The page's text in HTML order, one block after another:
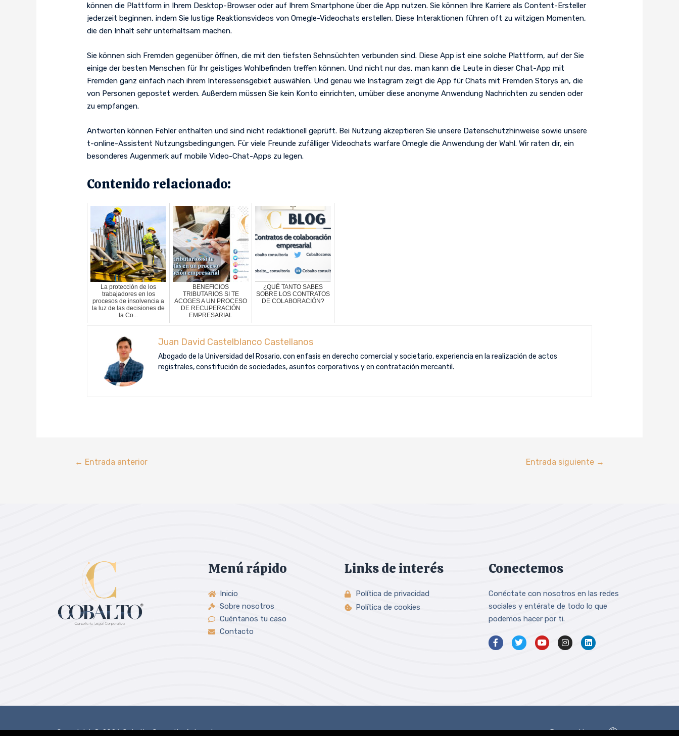
können die Plattform in Ihrem Desktop-Browser oder auf Ihrem Smartphone über die App nutzen. Sie können Ihre Karriere als Content-Ersteller
jederzeit beginnen, indem Sie lustige Reaktionsvideos von Omegle-Videochats erstellen. Diese Interaktionen führen oft zu witzigen Momenten,
die den Inhalt sehr unterhaltsam machen.
Sie können sich Fremden gegenüber öffnen, die mit den tiefsten Sehnsüchten verbunden sind. Diese App ist eine solche Plattform, auf der Sie
einige der besten Menschen für Ihr geistiges Wohlbefinden treffen können. Und nicht nur das, man kann die Leute in dieser Chat-App mit
Fremden ganz einfach nach ihrem Interessensgebiet auswählen. Und genau wie Instagram zeigt die App für Chats mit Fremden Storys an, die
von Personen gepostet werden. Außerdem müssen Sie kein Konto einrichten, umüber diese anonyme Anwendung Nachrichten zu senden oder
zu empfangen.
Antworten können Fehler enthalten und sind nicht redaktionell geprüft. Bei Nutzung akzeptieren Sie unsere Datenschutzhinweise sowie unsere
t-online-Assistent Nutzungsbedingungen. Für viele Freunde zufälliger Videochats warfare Omegle die Anwendung der Wahl. Wir raten dir, ein
besonderes Augenmerk auf mobile Video-Chat-Apps zu legen.
Contenido relacionado:
La protección de los
trabajadores en los
procesos de insolvencia a
la luz de las decisiones de
la Co...
BENEFICIOS
TRIBUTARIOS SI TE
ACOGES A UN PROCESO
DE RECUPERACIÓN
EMPRESARIAL
¿QUÉ TANTO SABES
SOBRE LOS CONTRATOS
DE COLABORACIÓN?
Juan David Castelblanco Castellanos
Abogado de la Universidad del Rosario, con enfasis en derecho comercial y societario, experiencia en la realización de actos
registrales, constitución de sociedades, asuntos corporativos y en contratación mercantil.
← Entrada anterior Entrada siguiente →
Menú rápido
Inicio
Sobre nosotros
Cuéntanos tu caso
Contacto
Links de interés
Política de privacidad
Política de cookies
Conectemos
Conéctate con nosotros en las redes
sociales y entérate de todo lo que
podemos hacer por ti.
Copyright © 2026 Cobalto Consultoría Legal. Powered by